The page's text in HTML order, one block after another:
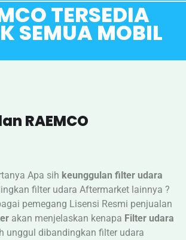
TERSEDIA
SEMUA MOBIL
RAEMCO
Apa sih keunggulan filter udara
filter udara Aftermarket lainnya ?
pemegang Lisensi Resmi penjualan
akan menjelaskan kenapa Filter udara
unggul dibandingkan filter udara